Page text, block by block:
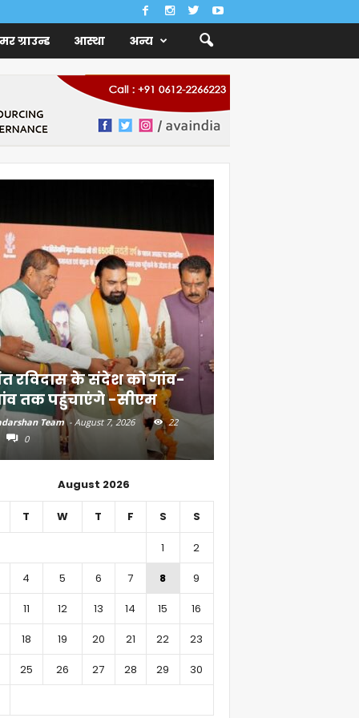
ग्राउन्ड आस्था अन्य
रविदास के संदेश को गांव-
तक पहुंचाएंगे -सीएम
Team - August 7, 2026
22
0
August 2026
T W T F S S
1
2
4 5 6 7 8
9
11 12 13 14 15
16
18 19 20 21 22
23
25 26 27 28 29
30